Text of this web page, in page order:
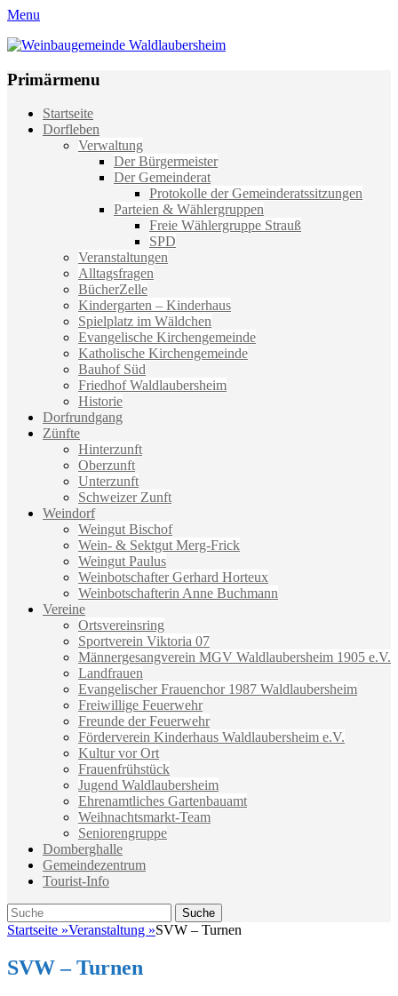
Menu
Weinbaugemeinde Waldlaubersheim
Primärmenu
Weiter
zum
Startseite
Dorfleben
Verwaltung
Der Bürgermeister
Der Gemeinderat
Protokolle der Gemeinderatssitzungen
Parteien & Wählergruppen
Freie Wählergruppe Strauß
SPD
Veranstaltungen
Alltagsfragen
BücherZelle
Kindergarten – Kinderhaus
Spielplatz im Wäldchen
Evangelische Kirchengemeinde
Katholische Kirchengemeinde
Bauhof Süd
Friedhof Waldlaubersheim
Historie
Dorfrundgang
Zünfte
Hinterzunft
Oberzunft
Unterzunft
Schweizer Zunft
Weindorf
Weingut Bischof
Wein- & Sektgut Merg-Frick
Weingut Paulus
Weinbotschafter Gerhard Horteux
Weinbotschafterin Anne Buchmann
Vereine
Ortsvereinsring
Sportverein Viktoria 07
Männergesangverein MGV Waldlaubersheim 1905 e.V.
Landfrauen
Evangelischer Frauenchor 1987 Waldlaubersheim
Freiwillige Feuerwehr
Freunde der Feuerwehr
Förderverein Kinderhaus Waldlaubersheim e.V.
Kultur vor Ort
Frauenfrühstück
Jugend Waldlaubersheim
Ehrenamtliches Gartenbauamt
Weihnachtsmarkt-Team
Seniorengruppe
Domberghalle
Gemeindezentrum
Tourist-Info
Suche
Suche
nach:
Startseite »Veranstaltung »SVW – Turnen
SVW – Turnen